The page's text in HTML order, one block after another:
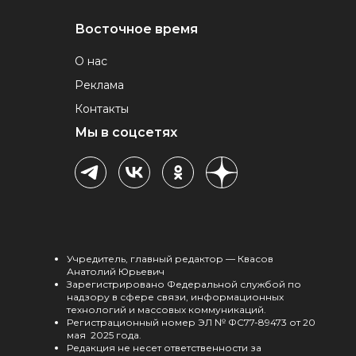
Восточное время
О нас
Реклама
Контакты
Мы в соцсетях
Учредитель, главный редактор — Квасов
Анатолий Юрьевич
Зарегистрировано Федеральной службой по
надзору в сфере связи, информационных
технологий и массовых коммуникаций.
Регистрационный номер ЭЛ № ФС77-89473 от 20
мая 2025 года.
Редакция не несет ответственности за